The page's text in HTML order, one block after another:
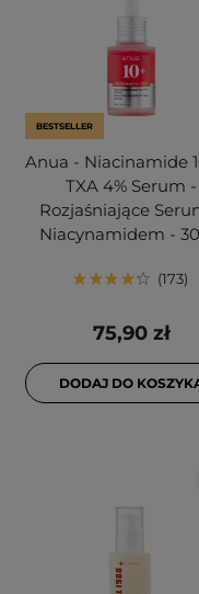
BESTSELLER
Anua - Niacinamide
TXA 4% Serum -
Rozjaśniające
Niacynamidem -
173
75,90 zł
DODAJ DO